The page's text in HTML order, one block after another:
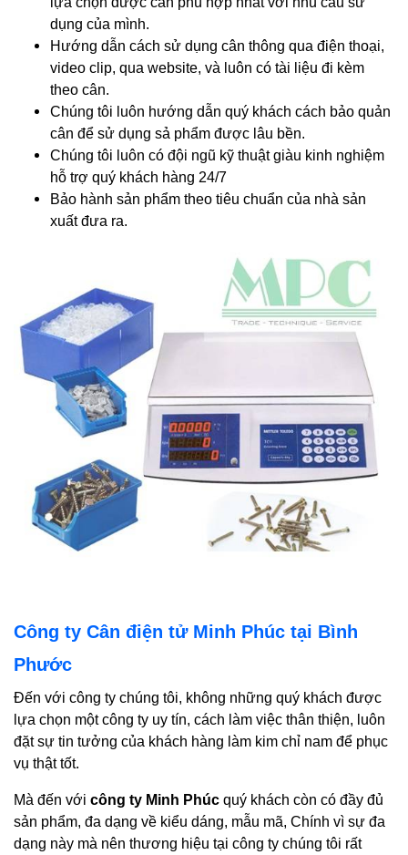
dụng của mình.
Hướng dẫn cách sử dụng cân thông qua điện thoại,
video clip, qua website, và luôn có tài liệu đi kèm
theo cân.
Chúng tôi luôn hướng dẫn quý khách cách bảo quản
cân để sử dụng sả phẩm được lâu bền.
Chúng tôi luôn có đội ngũ kỹ thuật giàu kinh nghiệm
hỗ trợ quý khách hàng 24/7
Bảo hành sản phẩm theo tiêu chuẩn của nhà sản
xuất đưa ra.
Công ty Cân điện tử Minh Phúc tại Bình
Phước
Đến với công ty chúng tôi, không những quý khách được
lựa chọn một công ty uy tín, cách làm việc thân thiện, luôn
đặt sự tin tưởng của khách hàng làm kim chỉ nam để phục
vụ thật tốt.
Mà đến với công ty Minh Phúc quý khách còn có đầy đủ
sản phẩm, đa dạng về kiểu dáng, mẫu mã, Chính vì sự đa
dạng này mà nên thương hiệu tại công ty chúng tôi rất